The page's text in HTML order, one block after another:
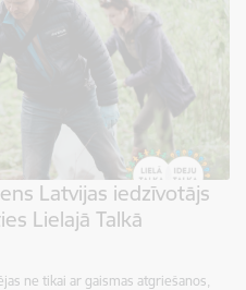
Latvijas iedzīvotājs
Lielajā Talkā
ne tikai ar gaismas atgriešanos,